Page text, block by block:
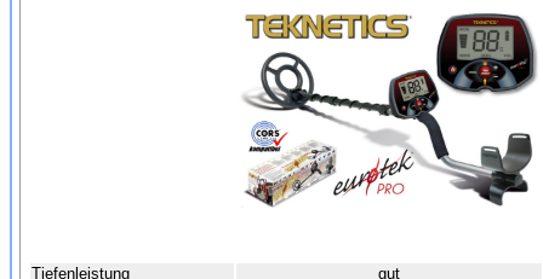
Tiefenleistung
gut